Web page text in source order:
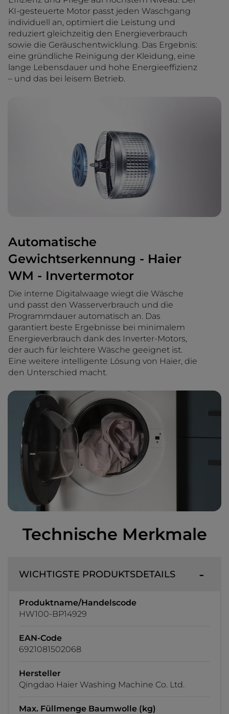
KI-gesteuerte Motor passt jeden Waschgang
individuell an, optimiert die Leistung und
reduziert gleichzeitig den Energieverbrauch
sowie die Geräuschentwicklung. Das Ergebnis:
eine gründliche Reinigung der Kleidung, eine
lange Lebensdauer und hohe Energieeffizienz
– und das bei leisem Betrieb.
Automatische
Gewichtserkennung - Haier
WM - Invertermotor
Die interne Digitalwaage wiegt die Wäsche
und passt den Wasserverbrauch und die
Programmdauer automatisch an. Das
garantiert beste Ergebnisse bei minimalem
Energieverbrauch dank des Inverter-Motors,
der auch für leichtere Wäsche geeignet ist.
Eine weitere intelligente Lösung von Haier, die
den Unterschied macht.
Technische Merkmale
WICHTIGSTE PRODUKTSDETAILS
Produktname/Handelscode
HW100-BP14929
EAN-Code
6921081502068
Hersteller
Qingdao Haier Washing Machine Co. Ltd.
Max. Füllmenge Baumwolle (kg)